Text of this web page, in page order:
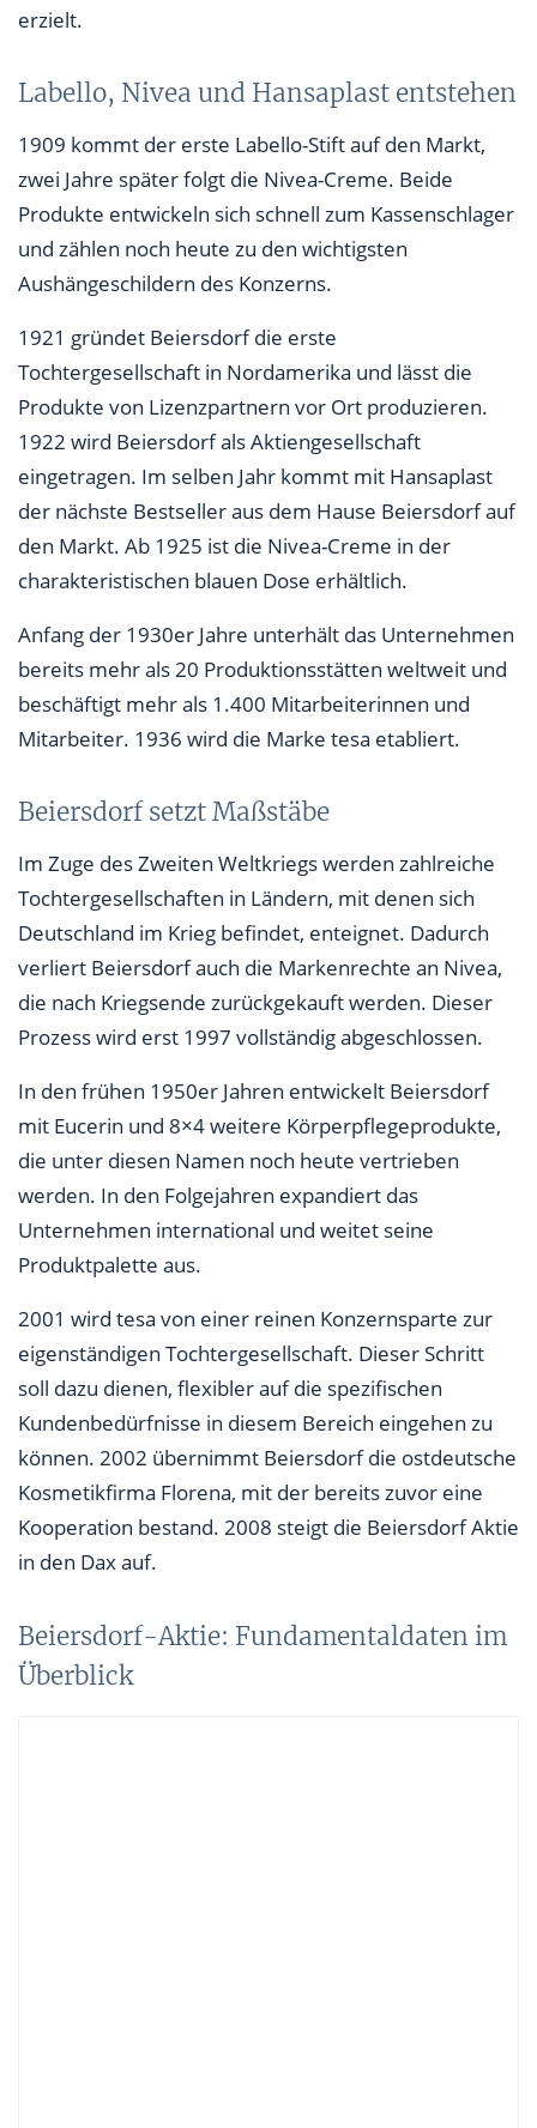
erzielt.
Labello, Nivea und Hansaplast entstehen
1909 kommt der erste Labello-Stift auf den Markt,
zwei Jahre später folgt die Nivea-Creme. Beide
Produkte entwickeln sich schnell zum Kassenschlager
und zählen noch heute zu den wichtigsten
Aushängeschildern des Konzerns.
1921 gründet Beiersdorf die erste
Tochtergesellschaft in Nordamerika und lässt die
Produkte von Lizenzpartnern vor Ort produzieren.
1922 wird Beiersdorf als Aktiengesellschaft
eingetragen. Im selben Jahr kommt mit Hansaplast
der nächste Bestseller aus dem Hause Beiersdorf auf
den Markt. Ab 1925 ist die Nivea-Creme in der
charakteristischen blauen Dose erhältlich.
Anfang der 1930er Jahre unterhält das Unternehmen
bereits mehr als 20 Produktionsstätten weltweit und
beschäftigt mehr als 1.400 Mitarbeiterinnen und
Mitarbeiter. 1936 wird die Marke tesa etabliert.
Beiersdorf setzt Maßstäbe
Im Zuge des Zweiten Weltkriegs werden zahlreiche
Tochtergesellschaften in Ländern, mit denen sich
Deutschland im Krieg befindet, enteignet. Dadurch
verliert Beiersdorf auch die Markenrechte an Nivea,
die nach Kriegsende zurückgekauft werden. Dieser
Prozess wird erst 1997 vollständig abgeschlossen.
In den frühen 1950er Jahren entwickelt Beiersdorf
mit Eucerin und 8×4 weitere Körperpflegeprodukte,
die unter diesen Namen noch heute vertrieben
werden. In den Folgejahren expandiert das
Unternehmen international und weitet seine
Produktpalette aus.
2001 wird tesa von einer reinen Konzernsparte zur
eigenständigen Tochtergesellschaft. Dieser Schritt
soll dazu dienen, flexibler auf die spezifischen
Kundenbedürfnisse in diesem Bereich eingehen zu
können. 2002 übernimmt Beiersdorf die ostdeutsche
Kosmetikfirma Florena, mit der bereits zuvor eine
Kooperation bestand. 2008 steigt die Beiersdorf Aktie
in den Dax auf.
Beiersdorf-Aktie: Fundamentaldaten im
Überblick